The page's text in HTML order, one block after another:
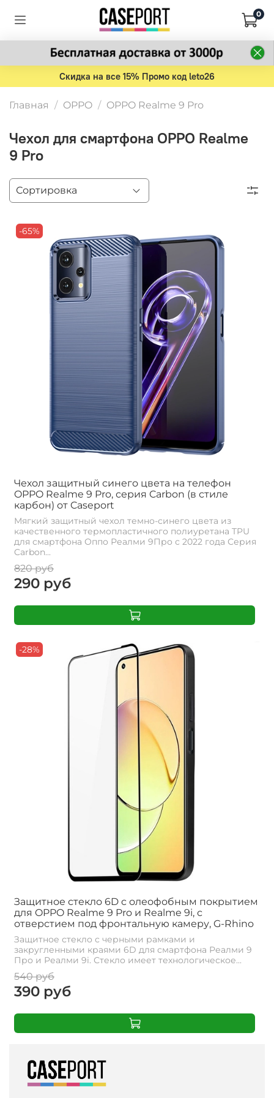
0
Скидка на все 15% Промо код leto26
Главная OPPO OPPO Realme 9 Pro
Чехол для смартфона OPPO Realme
9 Pro
-65%
Чехол защитный синего цвета на телефон
OPPO Realme 9 Pro, серия Carbon (в стиле
карбон) от Caseport
Мягкий защитный чехол темно-синего цвета из
качественного термопластичного полиуретана TPU
для смартфона Оппо Реалми 9Про с 2022 года Серия
Carbon...
820 руб
290 руб
-28%
Защитное стекло 6D c олеофобным покрытием
для OPPO Realme 9 Pro и Realme 9i, с
отверстием под фронтальную камеру, G-Rhino
Защитное стекло с черными рамками и
закругленными краями 6D для смартфона Реалми 9
Про и Реалми 9i. Стекло имеет технологическое...
540 руб
390 руб